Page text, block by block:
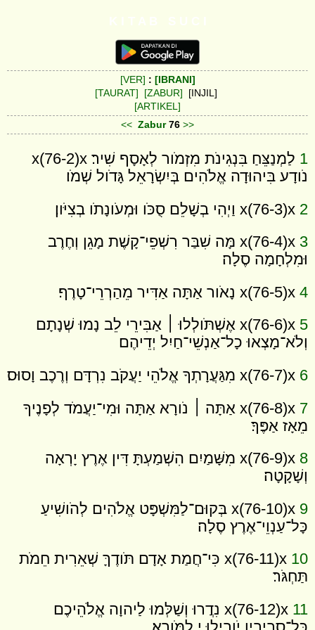
[VER] : [IBRANI]
[TAURAT]
[ZABUR] [INJIL]
[ARTIKEL]
<< Zabur76 >>
1
לַמְנַצֵּחַ בִּנְגִינֹת מִזְמֹור לְאָסָף שִׁיר׃ x(76-2)x
נֹודָע בִּיהוּדָה אֱלֹהִים בְּיִשְׂרָאֵל גָּדֹול שְׁמֹו׃
2
3
x(76-4)x מָּה שִׁבַּר רִשְׁפֵי־קָשֶׁת מָגֵן וְחֶרֶב
וּמִלְחָמָה סֶלָה׃
4
5
x(76-6)x אֶשְׁתֹּולְלוּ ׀ אַבִּירֵי לֵב נָמוּ שְׁנָתָם
וְלֹא־מָצְאוּ כָל־אַנְשֵׁי־חַיִל יְדֵיהֶם׃
6
7
x(76-8)x אַתָּה ׀ נֹורָא אַתָּה וּמִי־יַעֲמֹד לְפָנֶיךָ
מֵאָז אַפֶּךָ׃
8
x(76-9)x מִשָּׁמַיִם הִשְׁמַעְתָּ דִּין אֶרֶץ יָרְאָה
וְשָׁקָטָה׃
9
x(76-10)x בְּקוּם־לַמִּשְׁפָּט אֱלֹהִים לְהֹושִׁיעַ
כָּל־עַנְוֵי־אֶרֶץ סֶלָה׃
10
x(76-11)x כִּי־חֲמַת אָדָם תֹּודֶךָּ שְׁאֵרִית חֵמֹת
תַּחְגֹּר׃
11
x(76-12)x נִדֲרוּ וְשַׁלְּמוּ לַיהוָה אֱ‍לֹהֵיכֶם